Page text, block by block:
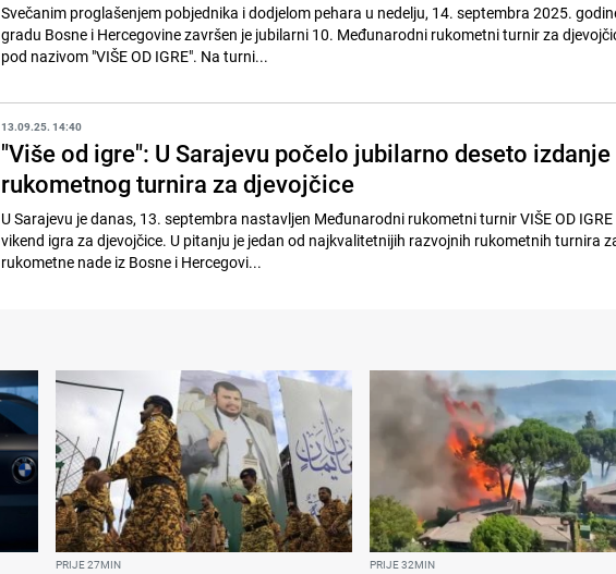
Svečanim proglašenjem pobjednika i dodjelom pehara u nedelju, 14. septembra 2025.
gradu Bosne i Hercegovine završen je jubilarni 10. Međunarodni rukometni turnir za
pod nazivom "VIŠE OD IGRE". Na turni...
13.09.25. 14:40
"Više od igre": U Sarajevu počelo jubilarno deseto izdanje
rukometnog turnira za djevojčice
U Sarajevu je danas, 13. septembra nastavljen Međunarodni rukometni turnir VIŠE OD
vikend igra za djevojčice. U pitanju je jedan od najkvalitetnijih razvojnih rukometnih turnira
rukometne nade iz Bosne i Hercegovi...
PRIJE 27MIN PRIJE 32MIN